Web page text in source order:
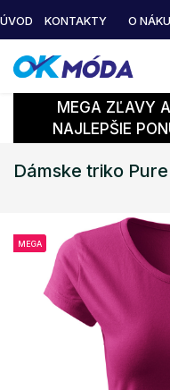
ÚVOD KONTAKTY O
MEGA ZĽAVY
NAJLEPŠIE
Dámske triko
MEGA